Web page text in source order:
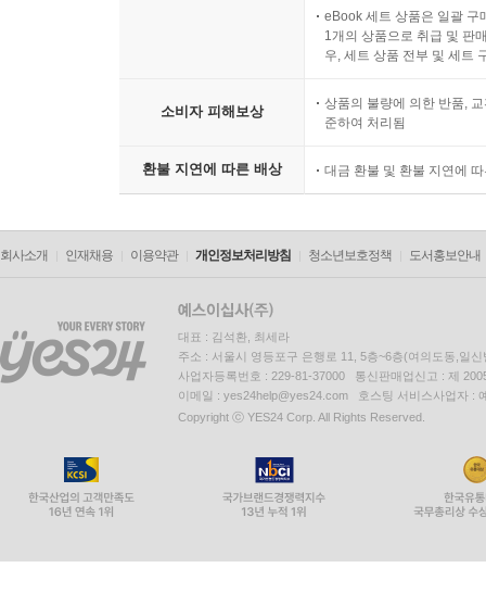
eBook 세트 상품은 일괄 구
1개의 상품으로 취급 및 판
우, 세트 상품 전부 및 세트
소비자 피해보상
상품의 불량에 의한 반품,
준하여 처리됨
환불 지연에 따른 배상 대금 환불 및 환불 지연에
회사소개 인재채용 이용약관 개인정보처리방침 청소년보호정책 도서홍보안내
대표 : 김석환, 최세라
주소 : 서울시 영등포구 은행로 11, 5층~6층(여의도동,일신
사업자등록번호 : 229-81-37000 통신판매업신고 : 제
이메일 : yes24help@yes24.com 호스팅 서비스사업자 :
Copyright ⓒ YES24 Corp. All Rights Reserved.